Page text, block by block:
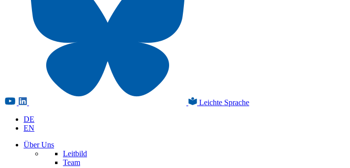
Leichte Sprache
DE
EN
Über Uns
Leitbild
Team